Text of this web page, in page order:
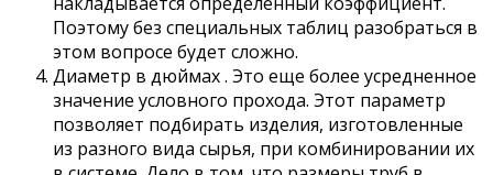
Поэтому без специальных таблиц разобраться в
этом вопросе будет сложно.
Диаметр в дюймах . Это еще более усредненное
значение условного прохода. Этот параметр
позволяет подбирать изделия, изготовленные
из разного вида сырья, при комбинировании их